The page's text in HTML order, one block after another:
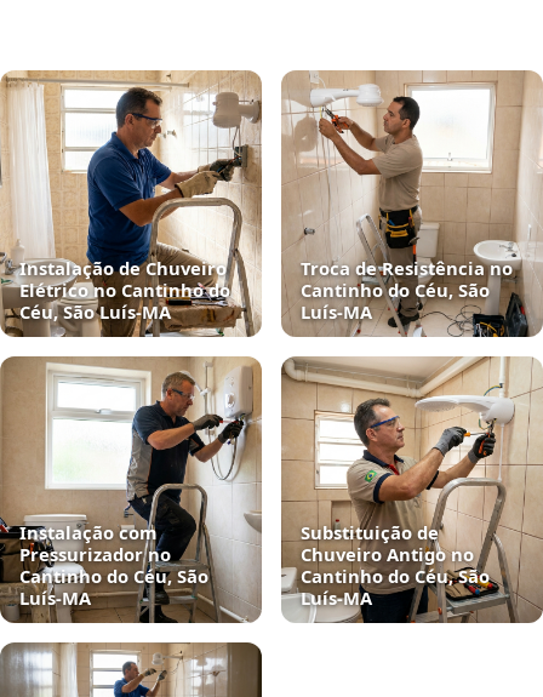
Instalação de Chuveiro
Elétrico no Cantinho do
Céu, São Luís‑MA
Troca de Resistência no
Cantinho do Céu, São
Luís‑MA
Instalação com
Pressurizador no
Cantinho do Céu, São
Luís‑MA
Substituição de
Chuveiro Antigo no
Cantinho do Céu, São
Luís‑MA